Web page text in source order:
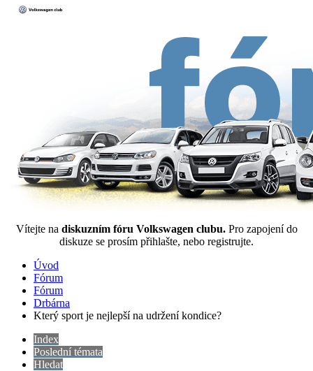
Vítejte na diskuzním fóru Volkswagen clubu. Pro zapojení do
diskuze se prosím přihlašte, nebo registrujte.
Úvod
Fórum
Fórum
Drbárna
Který sport je nejlepší na udržení kondice?
Index
Poslední témata
Hledat